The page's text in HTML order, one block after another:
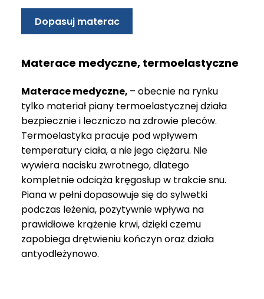
Dopasuj materac
Materace medyczne, termoelastyczne
Materace medyczne, – obecnie na rynku
tylko materiał piany termoelastycznej działa
bezpiecznie i leczniczo na zdrowie pleców.
Termoelastyka pracuje pod wpływem
temperatury ciała, a nie jego ciężaru. Nie
wywiera nacisku zwrotnego, dlatego
kompletnie odciąża kręgosłup w trakcie snu.
Piana w pełni dopasowuje się do sylwetki
podczas leżenia, pozytywnie wpływa na
prawidłowe krążenie krwi, dzięki czemu
zapobiega drętwieniu kończyn oraz działa
antyodleżynowo.